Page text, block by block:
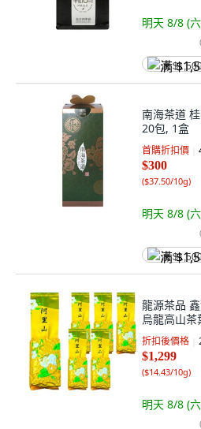
明天 8/8 (
(
满
南海茶道
20包, 1盒
首購折扣價
$300
($37.50/10g)
明天 8/8 (
(
满
龍源茶品
烏龍高山
折扣後價格
$1,299
($14.43/10g)
明天 8/8 (
(